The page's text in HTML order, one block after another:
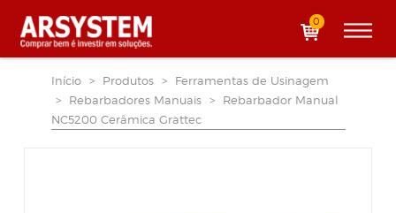
0
Início > Produtos >
Ferramentas de Usinagem
>
Rebarbadores Manuais >
Rebarbador Manual
NC5200 Cerâmica Grattec